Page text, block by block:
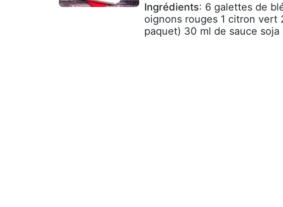
Ingrédients: 6 galettes de
oignons rouges 1 citron
paquet) 30 ml de sauce soja